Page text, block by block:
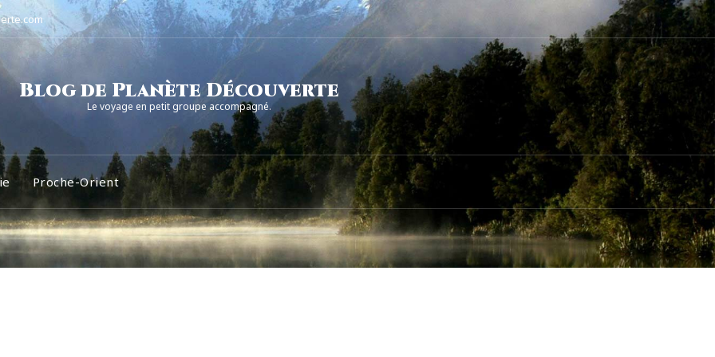
Blog de Planète Découverte
Le voyage en petit groupe accompagné.
Proche-Orient